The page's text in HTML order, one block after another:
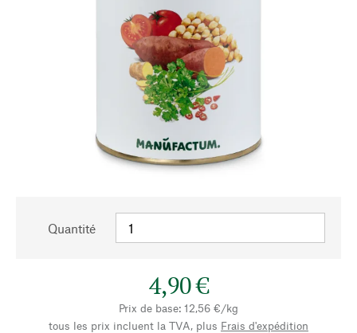
Quantité
4,90 €
Prix de base: 12,56 €/kg
tous les prix incluent la TVA, plus Frais d'expédition